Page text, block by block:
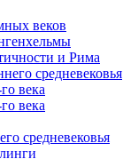
веков
и Рима
средневековья
века
века
средневековья